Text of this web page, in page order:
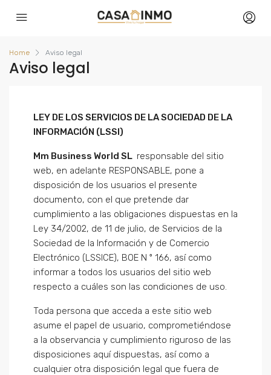
Home Aviso legal
Aviso legal
LEY DE LOS SERVICIOS DE LA SOCIEDAD DE LA
INFORMACIÓN (LSSI)
Mm Business World SL responsable del sitio
web, en adelante RESPONSABLE, pone a
disposición de los usuarios el presente
documento, con el que pretende dar
cumplimiento a las obligaciones dispuestas en la
Ley 34/2002, de 11 de julio, de Servicios de la
Sociedad de la Información y de Comercio
Electrónico (LSSICE), BOE N º 166, así como
informar a todos los usuarios del sitio web
respecto a cuáles son las condiciones de uso.
Toda persona que acceda a este sitio web
asume el papel de usuario, comprometiéndose
a la observancia y cumplimiento riguroso de las
disposiciones aquí dispuestas, así como a
cualquier otra disposición legal que fuera de